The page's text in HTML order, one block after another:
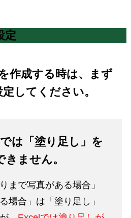
定
作成する時は、まず
してください。
は「塗り足し」を
ません。
まで写真がある場合」
場合」は「塗り足し」